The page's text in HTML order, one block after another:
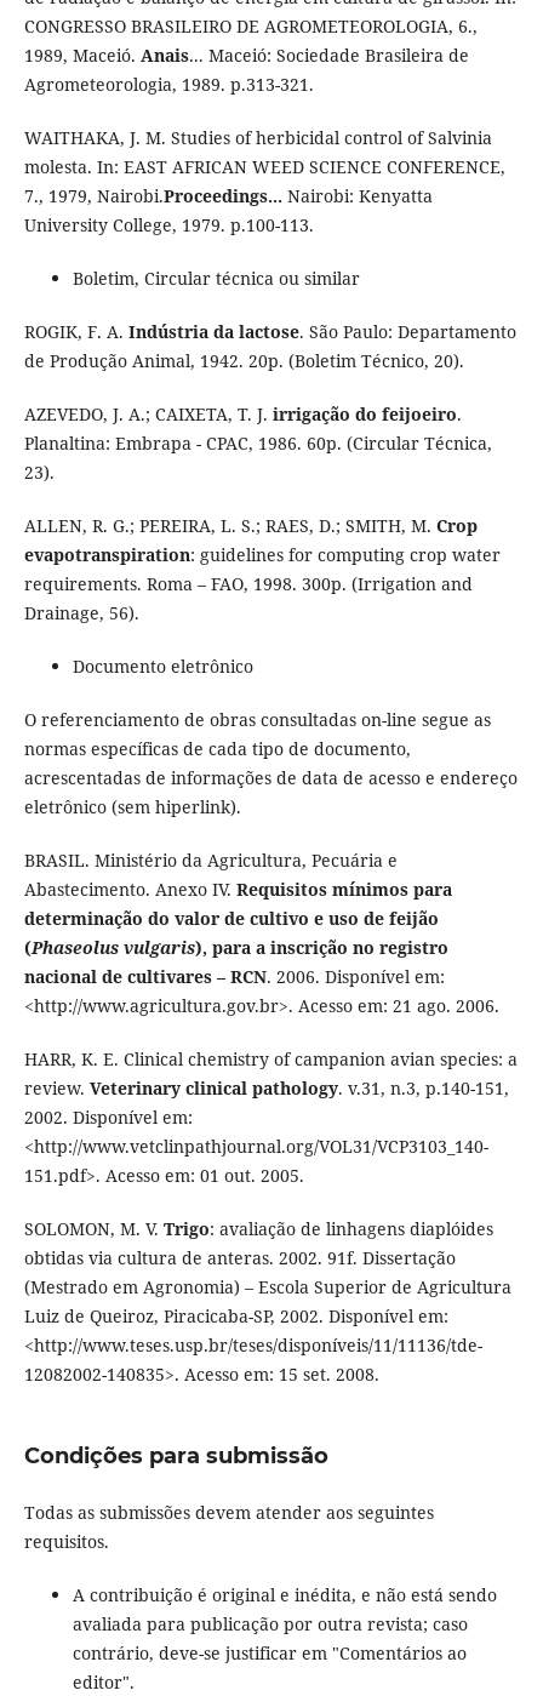
CONGRESSO BRASILEIRO DE AGROMETEOROLOGIA, 6.,
1989, Maceió. Anais... Maceió: Sociedade Brasileira de
Agrometeorologia, 1989. p.313-321.
WAITHAKA, J. M. Studies of herbicidal control of Salvinia
molesta. In: EAST AFRICAN WEED SCIENCE CONFERENCE,
7., 1979, Nairobi.Proceedings... Nairobi: Kenyatta
University College, 1979. p.100-113.
Boletim, Circular técnica ou similar
ROGIK, F. A. Indústria da lactose. São Paulo: Departamento
de Produção Animal, 1942. 20p. (Boletim Técnico, 20).
AZEVEDO, J. A.; CAIXETA, T. J. irrigação do feijoeiro.
Planaltina: Embrapa - CPAC, 1986. 60p. (Circular Técnica,
23).
ALLEN, R. G.; PEREIRA, L. S.; RAES, D.; SMITH, M. Crop
evapotranspiration: guidelines for computing crop water
requirements. Roma – FAO, 1998. 300p. (Irrigation and
Drainage, 56).
Documento eletrônico
O referenciamento de obras consultadas on-line segue as
normas específicas de cada tipo de documento,
acrescentadas de informações de data de acesso e endereço
eletrônico (sem hiperlink).
BRASIL. Ministério da Agricultura, Pecuária e
Abastecimento. Anexo IV. Requisitos mínimos para
determinação do valor de cultivo e uso de feijão
(Phaseolus vulgaris), para a inscrição no registro
nacional de cultivares – RCN. 2006. Disponível em:
<http://www.agricultura.gov.br>. Acesso em: 21 ago. 2006.
HARR, K. E. Clinical chemistry of campanion avian species: a
review. Veterinary clinical pathology. v.31, n.3, p.140-151,
2002. Disponível em:
<http://www.vetclinpathjournal.org/VOL31/VCP3103_140-
151.pdf>. Acesso em: 01 out. 2005.
SOLOMON, M. V. Trigo: avaliação de linhagens diaplóides
obtidas via cultura de anteras. 2002. 91f. Dissertação
(Mestrado em Agronomia) – Escola Superior de Agricultura
Luiz de Queiroz, Piracicaba-SP, 2002. Disponível em:
<http://www.teses.usp.br/teses/disponíveis/11/11136/tde-
12082002-140835>. Acesso em: 15 set. 2008.
Condições para submissão
Todas as submissões devem atender aos seguintes
requisitos.
A contribuição é original e inédita, e não está sendo
avaliada para publicação por outra revista; caso
contrário, deve-se justificar em "Comentários ao
editor".